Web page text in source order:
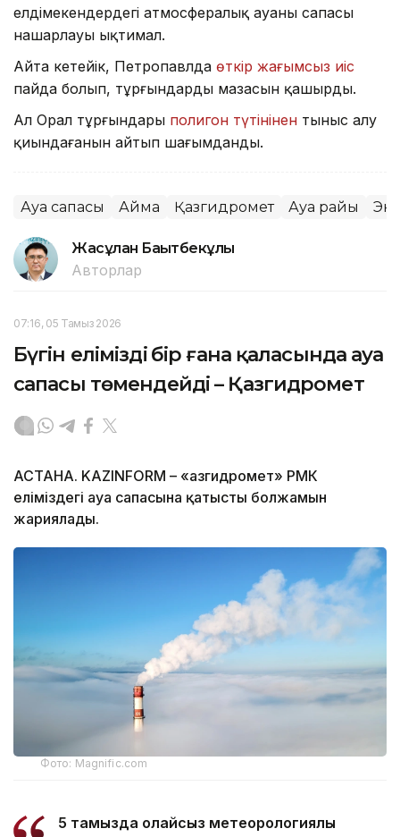
елдімекендердегі атмосфералық ауаның сапасы
нашарлауы ықтимал.
Айта кетейік, Петропавлда өткір жағымсыз иіс
пайда болып, тұрғындардың мазасын қашырды.
Ал Орал тұрғындары полигон түтінінен тыныс алу
қиындағанын айтып шағымданды.
Ауа сапасы Аймақ Қазгидромет Ауа райы
Жасұлан Бақытбекұлы
Авторлар
07:16, 05 Тамыз 2026
Бүгін еліміздің бір ғана қаласында ауа
сапасы төмендейді – Қазгидромет
АСТАНА. KAZINFORM – «Қазгидромет» РМК
еліміздегі ауа сапасына қатысты болжамын
жариялады.
Фото: Magnific.com
5 тамызда қолайсыз метеорологиялық